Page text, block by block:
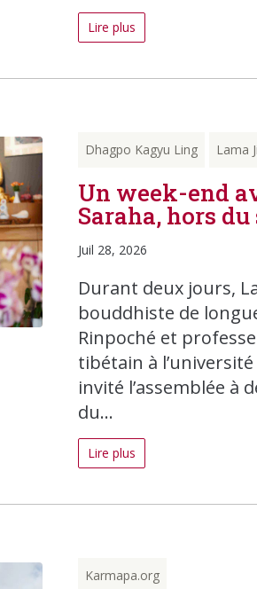
Lire plus
Dhagpo Kagyu Ling Lama
Un week-end
Saraha, hors
Juil 28, 2026
Durant deux jours,
bouddhiste de
Rinpoché et
tibétain à
invité l’assemblée à
du...
Lire plus
Karmapa.org